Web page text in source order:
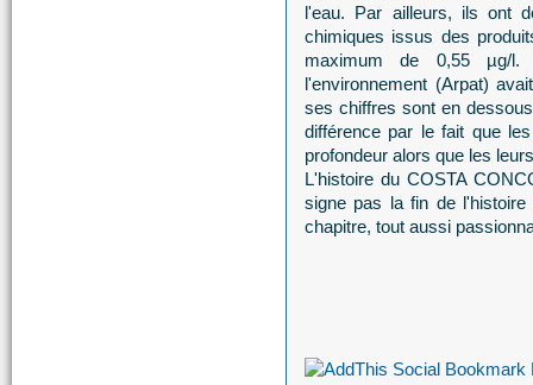
l'eau. Par ailleurs, ils ont
chimiques issus des
maximum de 0,55 µg/l.
l'environnement (Arpat)
ses chiffres sont en
différence par le fait que
profondeur alors que les
L'histoire du COSTA
signe pas la fin de
chapitre, tout aussi